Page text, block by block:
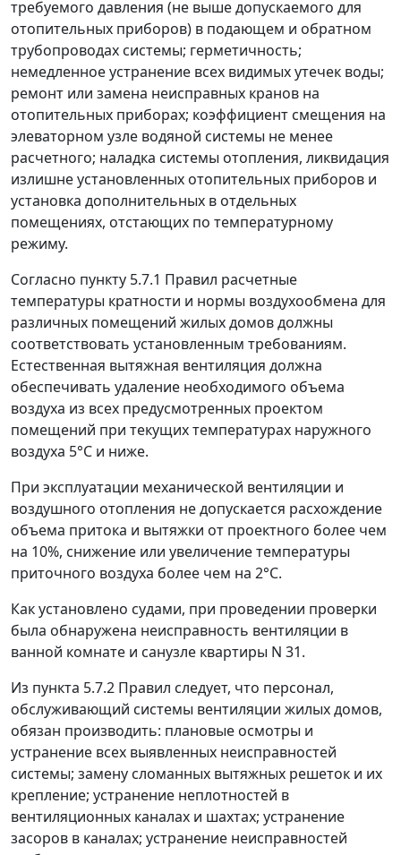
требуемого давления (не выше допускаемого для
отопительных приборов) в подающем и обратном
трубопроводах системы; герметичность;
немедленное устранение всех видимых утечек воды;
ремонт или замена неисправных кранов на
отопительных приборах; коэффициент смещения на
элеваторном узле водяной системы не менее
расчетного; наладка системы отопления, ликвидация
излишне установленных отопительных приборов и
установка дополнительных в отдельных
помещениях, отстающих по температурному
режиму.
Согласно пункту 5.7.1 Правил расчетные
температуры кратности и нормы воздухообмена для
различных помещений жилых домов должны
соответствовать установленным требованиям.
Естественная вытяжная вентиляция должна
обеспечивать удаление необходимого объема
воздуха из всех предусмотренных проектом
помещений при текущих температурах наружного
воздуха 5°С и ниже.
При эксплуатации механической вентиляции и
воздушного отопления не допускается расхождение
объема притока и вытяжки от проектного более чем
на 10%, снижение или увеличение температуры
приточного воздуха более чем на 2°С.
Как установлено судами, при проведении проверки
была обнаружена неисправность вентиляции в
ванной комнате и санузле квартиры N 31.
Из пункта 5.7.2 Правил следует, что персонал,
обслуживающий системы вентиляции жилых домов,
обязан производить: плановые осмотры и
устранение всех выявленных неисправностей
системы; замену сломанных вытяжных решеток и их
крепление; устранение неплотностей в
вентиляционных каналах и шахтах; устранение
засоров в каналах; устранение неисправностей